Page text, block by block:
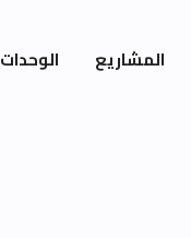
المشاريع الوحدات